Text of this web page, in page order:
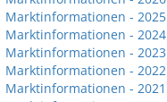
Marktinformationen - 2025
Marktinformationen - 2024
Marktinformationen - 2023
Marktinformationen - 2022
Marktinformationen - 2021